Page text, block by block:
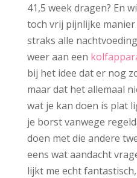
41,5 week dragen? En
toch vrij pijnlijke
straks alle
weer aan een
bij het idee dat er nog
maar dat het allemaal
wat je kan doen is plat
je borst vanwege
doen met die andere
eens wat aandacht
lijkt me echt